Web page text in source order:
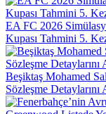
EA FC 2026
Kupası Tahmini 5.
Beşiktaş Mohamed
Sözleşme Detaylarını